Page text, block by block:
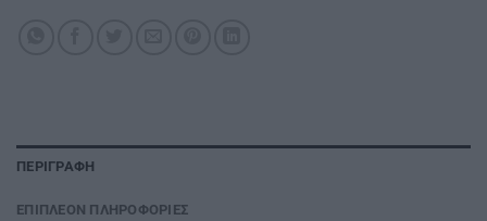
ΠΕΡΙΓΡΑΦΉ
ΕΠΙΠΛΈΟΝ ΠΛΗΡΟΦΟΡΊΕΣ